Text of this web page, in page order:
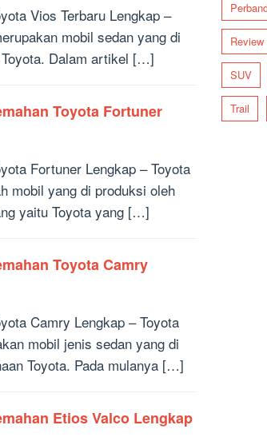
Vios Terbaru Lengkap –
mobil sedan yang di
Dalam artikel […]
Toyota Fortuner
Fortuner Lengkap – Toyota
mobil yang di produksi oleh
yaitu Toyota yang […]
Toyota Camry
Camry Lengkap – Toyota
mobil jenis sedan yang di
Toyota. Pada mulanya […]
Etios Valco Lengkap
Review
SUV
Trail